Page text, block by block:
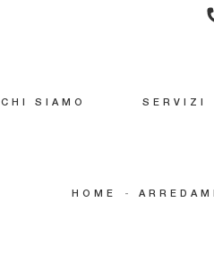
CHI SIAMO SERVIZI
HOME -